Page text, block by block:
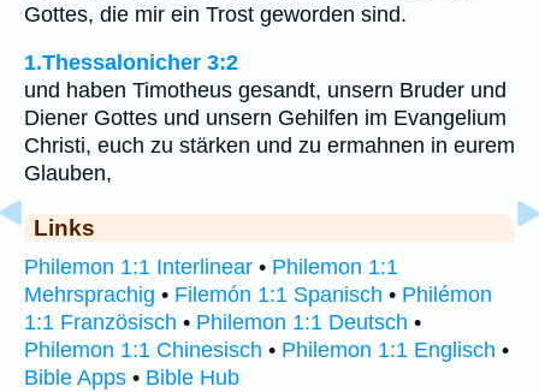
Gottes, die mir ein Trost geworden sind.
1.Thessalonicher 3:2
und haben Timotheus gesandt, unsern Bruder und
Diener Gottes und unsern Gehilfen im Evangelium
Christi, euch zu stärken und zu ermahnen in eurem
Glauben,
Links
Philemon 1:1 Interlinear • Philemon 1:1
Mehrsprachig • Filemón 1:1 Spanisch • Philémon
1:1 Französisch • Philemon 1:1 Deutsch •
Philemon 1:1 Chinesisch • Philemon 1:1 Englisch •
Bible Apps • Bible Hub